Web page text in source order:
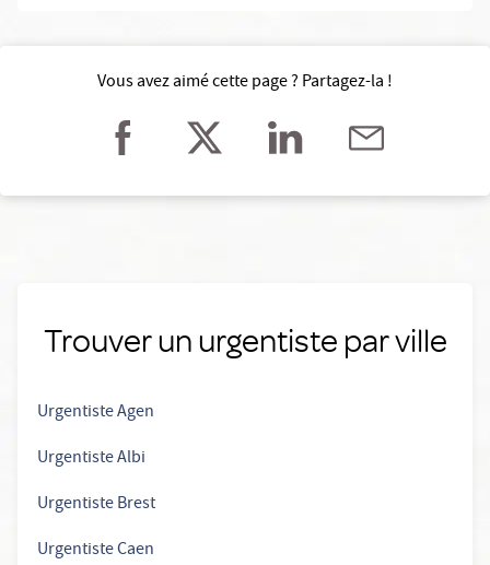
Vous avez aimé cette page ? Partagez-la !
Trouver un urgentiste par ville
Urgentiste Agen
Urgentiste Albi
Urgentiste Brest
Urgentiste Caen